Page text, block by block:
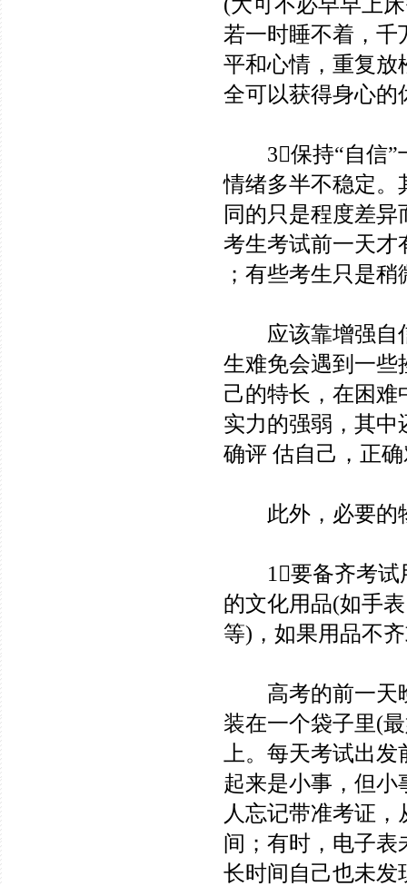
若一时睡不着，千
平和心情，重复放
全可以获得身心的
3保持“自信”
情绪多半不稳定。
同的只是程度差
考生考试前一天才
；有些考生只是
应该靠增强自信
生难免会遇到一些
己的特长，在困难
实力的强弱，其中
确评 估自己，正
此外，必要的物
1要备齐考试用
的文化用品(如手
等)，如果用品不
高考的前一天晚
装在一个袋子里(
上。每天考试出
起来是小事，但小
人忘记带准考证
间；有时，电子表
长时间自己也未发